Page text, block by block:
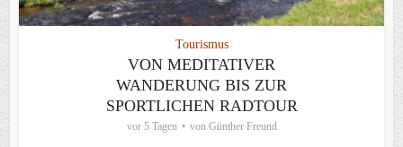
Tourismus
VON MEDITATIVER
WANDERUNG BIS ZUR
SPORTLICHEN RADTOUR
vor 5 Tagen von Günther Freund